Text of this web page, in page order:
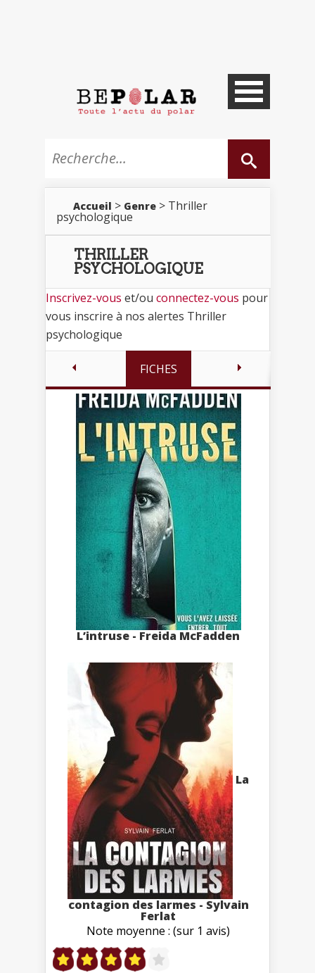
Accueil > Genre > Thriller
psychologique
THRILLER
PSYCHOLOGIQUE
Inscrivez-vous et/ou connectez-vous pour
vous inscrire à nos alertes Thriller
psychologique
FICHES
L’intruse - Freida McFadden
La
contagion des larmes - Sylvain
Ferlat
Note moyenne : (sur 1 avis)